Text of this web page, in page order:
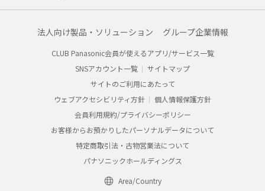
法人向け製品・ソリューション グループ企業情報
CLUB Panasonic会員が使えるアプリ/サービス一覧
SNSアカウント一覧
サイトマップ
サイトのご利用にあたって
ウェブアクセシビリティ方針
個人情報保護方針
会員利用規約/プライバシーポリシー
お客様からお預かりしたパーソナルデータについて
特定商取引法・古物営業法について
パナソニックホールディングス
Area/Country